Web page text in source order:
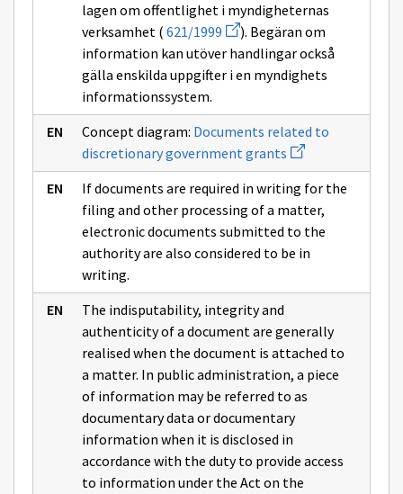
lagen om offentlighet i myndigheternas
verksamhet ( 621/1999 Avaa
uuden
ikkunan
sivulle
621/1999
). Begäran om
information kan utöver handlingar också
gälla enskilda uppgifter i en myndighets
informationssystem.
Concept diagram: Documents related to
discretionary government grants Avaa
uuden
ikkunan
sivulle
Documents
related
to
discretionary
government
If documents are required in writing for the
filing and other processing of a matter,
electronic documents submitted to the
authority are also considered to be in
writing.
The indisputability, integrity and
authenticity of a document are generally
realised when the document is attached to
a matter. In public administration, a piece
of information may be referred to as
documentary data or documentary
information when it is disclosed in
accordance with the duty to provide access
to information under the Act on the